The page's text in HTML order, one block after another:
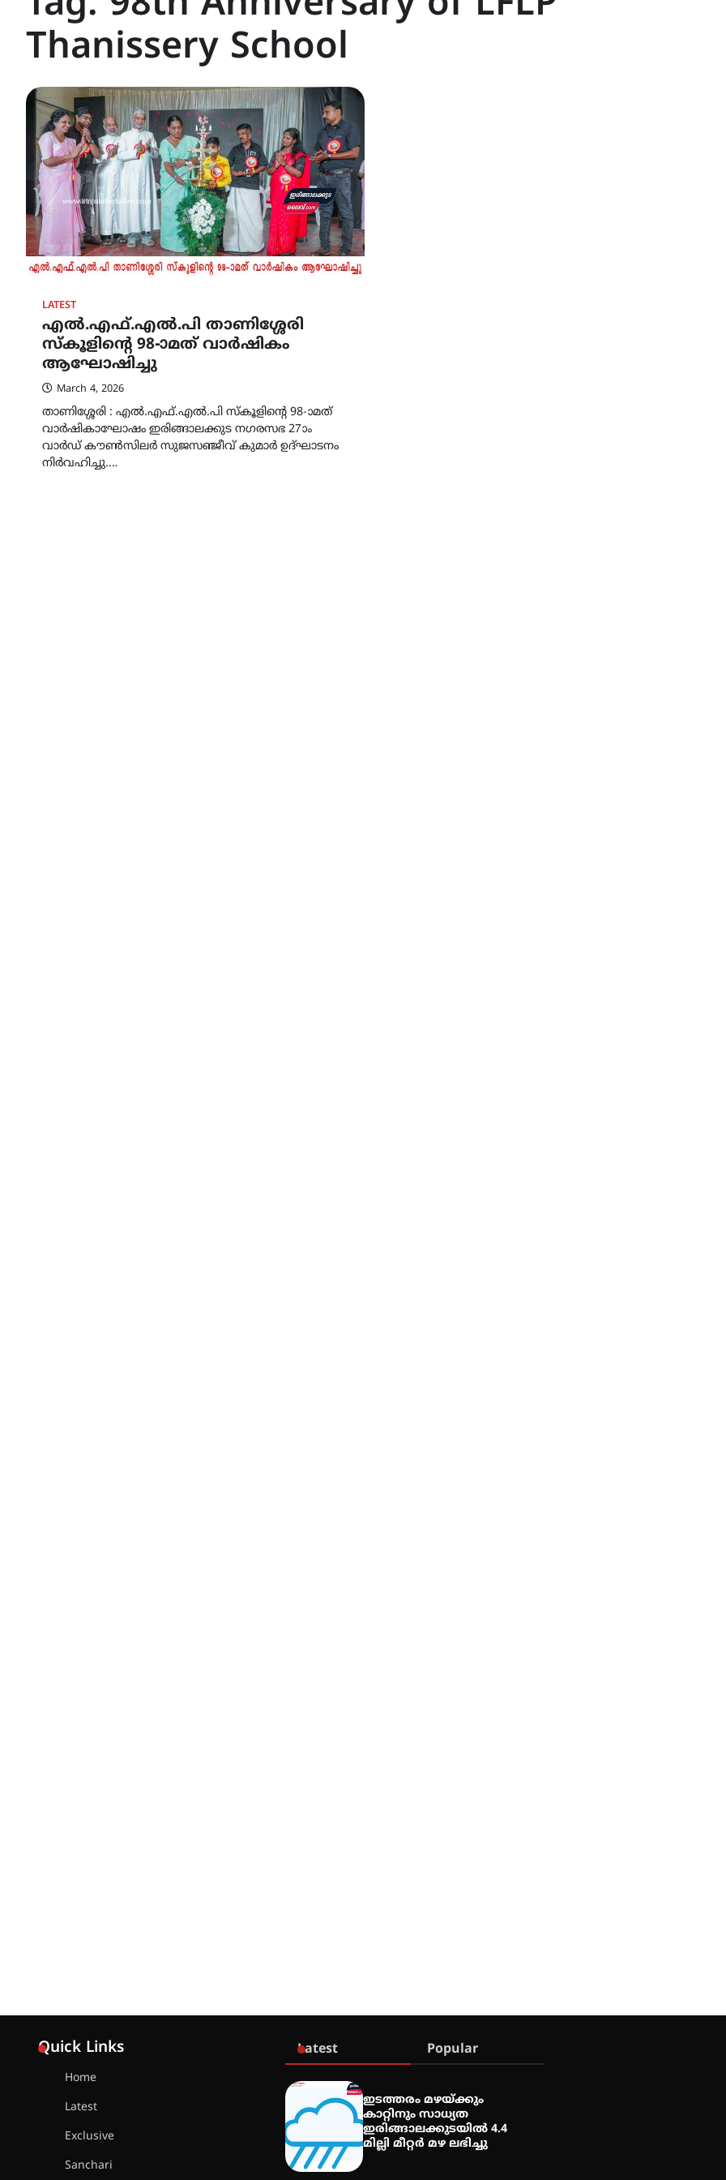
Thanissery School
LATEST
എൽ.എഫ്.എൽ.പി താണിശ്ശേരി
സ്കൂളിന്റെ 98-ാമത് വാർഷികം
ആഘോഷിച്ചു
March 4, 2026
താണിശ്ശേരി : എൽ.എഫ്.എൽ.പി സ്കൂളിൻ്റെ 98-ാമത്
വാർഷികാഘോഷം ഇരിങ്ങാലക്കുട നഗരസഭ 27ാം
വാർഡ് കൗൺസിലർ സുജസഞ്ജീവ് കുമാർ ഉദ്ഘാടനം
നിർവഹിച്ചു.…
Quick Links
Home
Latest
Exclusive
Sanchari
Latest Popular
ഇടത്തരം മഴയ്ക്കും
കാറ്റിനും സാധ്യത
ഇരിങ്ങാലക്കുടയിൽ 4.4
മില്ലി മീറ്റർ മഴ ലഭിച്ചു